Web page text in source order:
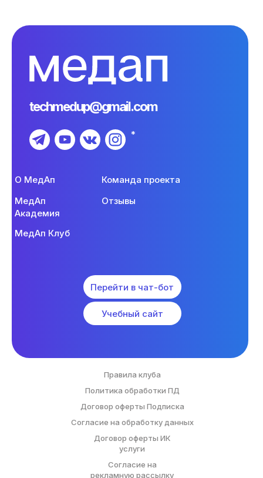
O МедАп
Перейти в чат-бот
techmedup@gmail.com
МедАп
Академия
МедАп Клуб
Команда проекта
Отзывы
Правила клуба
Договор оферты ИК
услуги
Договор оферты Подписка
Политика обработки ПД
Согласие на
рекламную рассылку
Согласие на обработку данных
Учебный сайт
*